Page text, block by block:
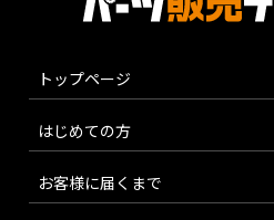
トップページ
はじめての方
お客様に届くまで